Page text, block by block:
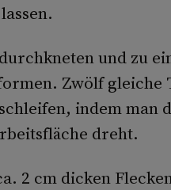
und zu
Zwölf gleiche
indem man
dreht.
2 cm dicken